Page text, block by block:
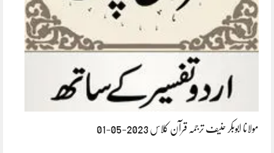
مولانا ابوبکر حنیف ترجمہ قرآن کلاس 2023-05-01